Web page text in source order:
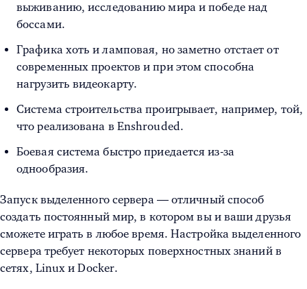
выживанию, исследованию мира и победе над
боссами.
Графика хоть и ламповая, но заметно отстает от
современных проектов и при этом способна
нагрузить видеокарту.
Система строительства проигрывает, например, той,
что реализована в Enshrouded.
Боевая система быстро приедается из-за
однообразия.
Запуск выделенного сервера — отличный способ
создать постоянный мир, в котором вы и ваши друзья
сможете играть в любое время. Настройка выделенного
сервера требует некоторых поверхностных знаний в
сетях, Linux и Docker.